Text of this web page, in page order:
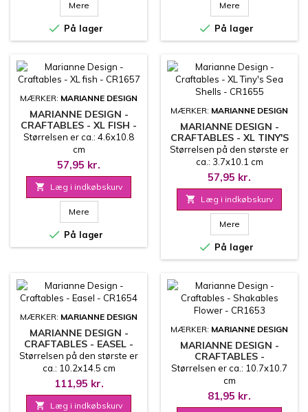
Mere
 På lager
Mere
 På lager
MÆRKER: MARIANNE DESIGN
MARIANNE DESIGN -
CRAFTABLES - XL FISH -
CR1657
Størrelsen er ca.: 4.6x10.8
cm
57,95 kr.
 Læg i indkøbskurv
Mere
 På lager
MÆRKER: MARIANNE DESIGN
MARIANNE DESIGN -
CRAFTABLES - XL TINY'S
SEA SHELLS - CR1655
Størrelsen på den største er
ca.: 3.7x10.1 cm
57,95 kr.
 Læg i indkøbskurv
Mere
 På lager
MÆRKER: MARIANNE DESIGN
MARIANNE DESIGN -
CRAFTABLES - EASEL -
CR1654
Størrelsen på den største er
ca.: 10.2x14.5 cm
111,95 kr.
 Læg i indkøbskurv
MÆRKER: MARIANNE DESIGN
MARIANNE DESIGN -
CRAFTABLES -
SHAKABLES FLOWER -
CR1653
Størrelsen er ca.: 10.7x10.7
cm
81,95 kr.